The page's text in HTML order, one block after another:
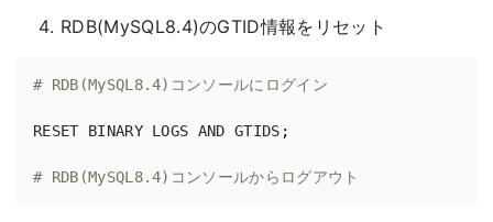
RDB(MySQL8.4)のGTID情報をリセット
# RDB(MySQL8.4)コンソールにログイン
RESET BINARY LOGS AND GTIDS ;
# RDB(MySQL8.4)コンソールからログアウト